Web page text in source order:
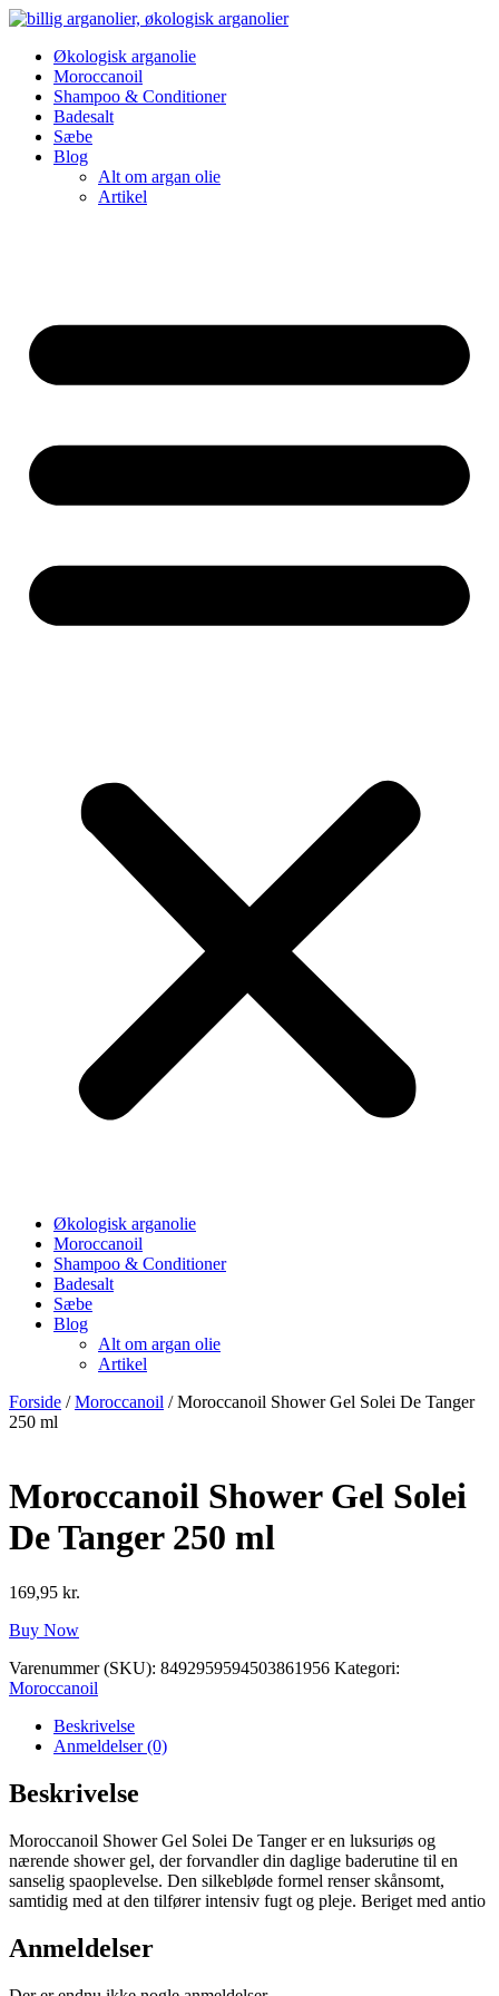
Videre
indholdØkologisk arganolie
Moroccanoil
Shampoo & Conditioner
Badesalt
Sæbe
Blog
Alt om argan olie
Artikel
Økologisk arganolie
Moroccanoil
Shampoo & Conditioner
Badesalt
Sæbe
Blog
Alt om argan olie
Artikel
Forside /Moroccanoil / Moroccanoil Shower Gel Solei De Tanger
250 ml
Moroccanoil Shower Gel Solei
De Tanger 250 ml
169,95 kr.
Buy Now
Varenummer (SKU): 8492959594503861956 Kategori:
Moroccanoil
Beskrivelse
Anmeldelser (0)
Beskrivelse
Moroccanoil Shower Gel Solei De Tanger er en luksuriøs og
nærende shower gel, der forvandler din daglige baderutine til en
sanselig spaoplevelse. Den silkebløde formel renser skånsomt,
samtidig med at den tilfører intensiv fugt og pleje. Beriget med antio
Anmeldelser